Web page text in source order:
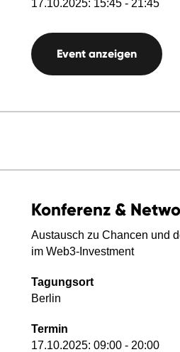
17.10.2025: 15:45 - 21:45
Event anzeigen
Konferenz &
Austausch zu Chancen und
im Web3-Investment
Tagungsort
Berlin
Termin
17.10.2025: 09:00 - 20:00